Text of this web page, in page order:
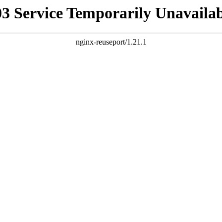
Service Temporarily
nginx-reuseport/1.21.1